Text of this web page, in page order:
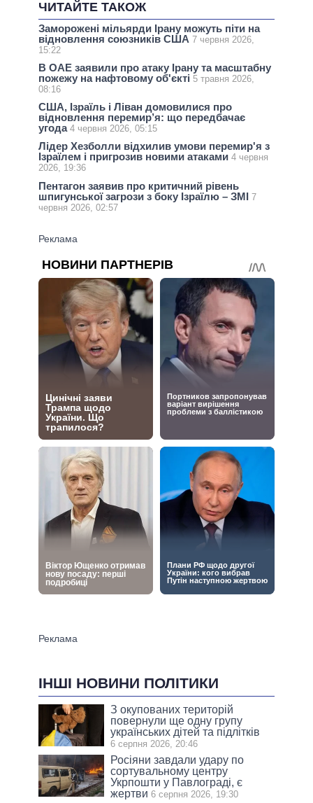
ЧИТАЙТЕ ТАКОЖ
Заморожені мільярди Ірану можуть піти на
відновлення союзників США 7 червня 2026,
15:22
В ОАЕ заявили про атаку Ірану та масштабну
пожежу на нафтовому об'єкті 5 травня 2026,
08:16
США, Ізраїль і Ліван домовилися про
відновлення перемир’я: що передбачає
угода 4 червня 2026, 05:15
Лідер Хезболли відхилив умови перемир'я з
Ізраїлем і пригрозив новими атаками 4 червня
2026, 19:36
Пентагон заявив про критичний рівень
шпигунської загрози з боку Ізраїлю – ЗМІ 7
червня 2026, 02:57
ІНШІ НОВИНИ ПОЛІТИКИ
З окупованих територій
повернули ще одну групу
українських дітей та підлітків
6 серпня 2026, 20:46
Росіяни завдали удару по
сортувальному центру
Укрпошти у Павлограді, є
жертви 6 серпня 2026, 19:30